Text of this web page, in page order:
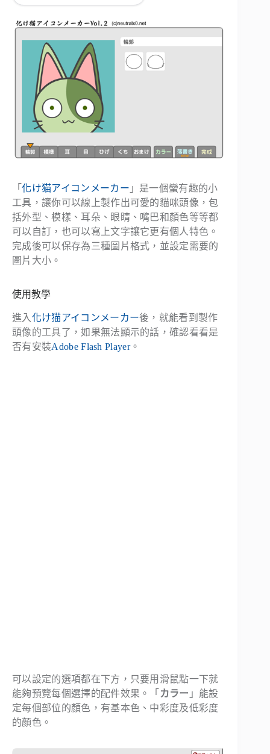
「化け猫アイコンメーカー 」是一個蠻有趣的小
工具，讓你可以線上製作出可愛的貓咪頭像，包
括外型、模樣、耳朵、眼睛、嘴巴和顏色等等都
可以自訂，也可以寫上文字讓它更有個人特色。
完成後可以保存為三種圖片格式，並設定需要的
圖片大小。
使用教學
進入 化け猫アイコンメーカー後，就能看到製作
頭像的工具了，如果無法顯示的話，確認看看是
否有安裝Adobe Flash Player。
可以設定的選項都在下方，只要用滑鼠點一下就
能夠預覽每個選擇的配件效果。「 カラー 」能設
定每個部位的顏色，有基本色、中彩度及低彩度
的顏色。